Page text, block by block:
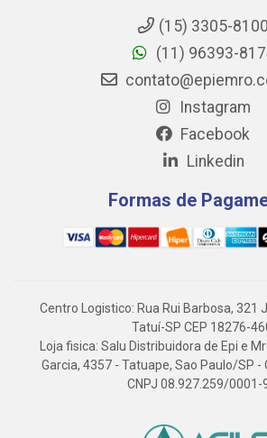
(15) 3305-8100
(11) 96393-
Instagram
Facebook
Linkedin
Formas de
Centro Logistico: Rua Rui Barbosa, 321
Tatuí-SP CEP 18276-
Loja fisica: Salu Distribuidora de Epi e
Garcia, 4357 - Tatuape, Sao Paulo/SP -
CNPJ 08.927.259/0001-